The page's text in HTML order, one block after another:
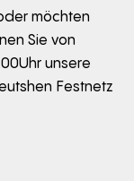
möchten
Sie von
unsere
Festnetz